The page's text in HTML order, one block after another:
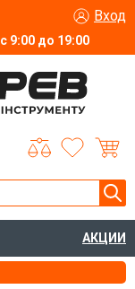
9:00 до 19:00
Вход
АКЦИИ